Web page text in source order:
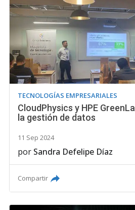
TECNOLOGÍAS EMPRESARIALES
CloudPhysics y HPE
la gestión de datos
11 Sep 2024
por Sandra Defelipe Díaz
Compartir